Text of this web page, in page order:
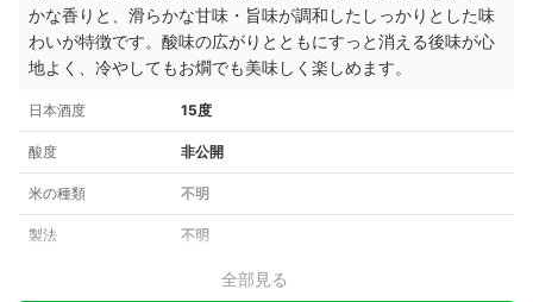
かな香りと、滑らかな甘味・旨味が調和したしっかりとした味
わいが特徴です。酸味の広がりとともにすっと消える後味が心
地よく、冷やしてもお燗でも美味しく楽しめます。
日本酒度 15度
酸度 非公開
米の種類 不明
製法 不明
全部見る